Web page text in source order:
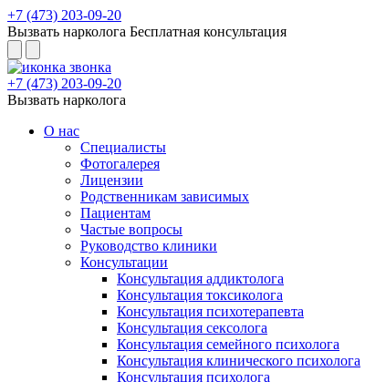
+7 (473) 203-09-20
Вызвать нарколога Бесплатная консультация
+7 (473) 203-09-20
Вызвать нарколога
О нас
Специалисты
Фотогалерея
Лицензии
Родственникам зависимых
Пациентам
Частые вопросы
Руководство клиники
Консультации
Консультация аддиктолога
Консультация токсиколога
Консультация психотерапевта
Консультация сексолога
Консультация семейного психолога
Консультация клинического психолога
Консультация психолога